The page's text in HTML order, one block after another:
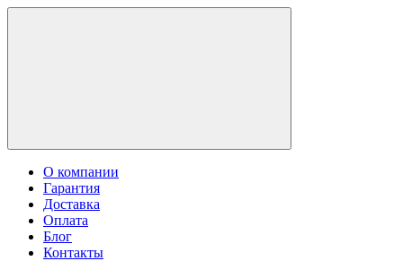
О компании
Гарантия
Доставка
Оплата
Блог
Контакты